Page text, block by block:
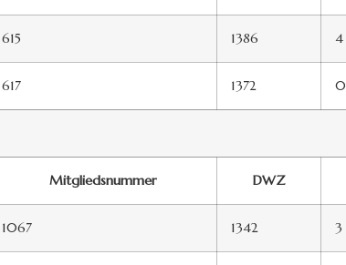
615 1386 4
617 1372 0
Mitgliedsnummer DWZ
1067 1342 3